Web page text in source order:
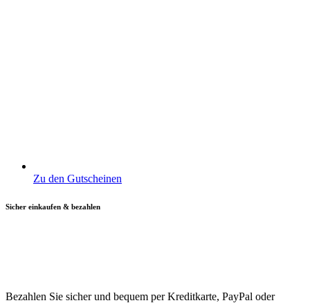
Zu den Gutscheinen
Sicher einkaufen & bezahlen
Bezahlen Sie sicher und bequem per Kreditkarte, PayPal oder